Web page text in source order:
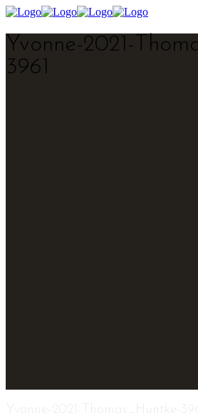
Yvonne-2021-
3961